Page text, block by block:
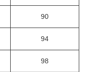
90
94
98